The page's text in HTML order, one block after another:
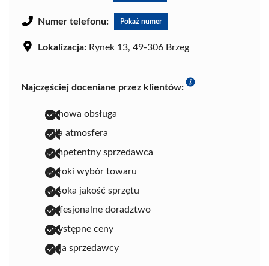
Numer telefonu: Pokaż numer
Lokalizacja: Rynek 13, 49-306 Brzeg
Najczęściej doceniane przez klientów:
fachowa obsługa
miła atmosfera
kompetentny sprzedawca
szeroki wybór towaru
wysoka jakość sprzętu
profesjonalne doradztwo
przystępne ceny
pasja sprzedawcy